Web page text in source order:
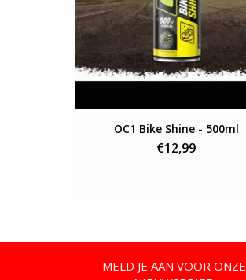
OC1 Bike Shine - 500ml
€12,99
MELD JE AAN VOOR ONZE